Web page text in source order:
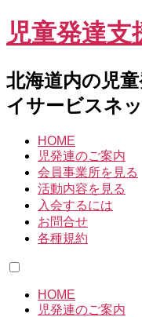
児童発達支
北海道内の児
イサービスネ
HOME
児発連のご案内
会員事業所を見る
活動内容を見る
入会するには
お問合せ
各種規約
HOME
児発連のご案内